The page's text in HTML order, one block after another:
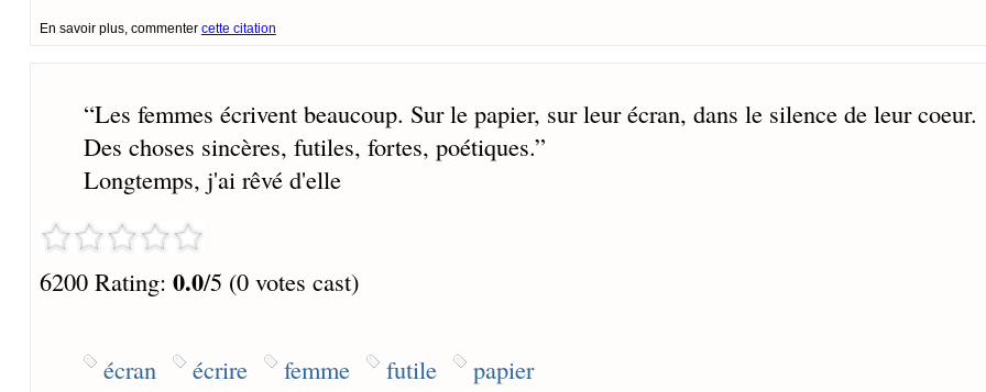
En savoir plus, commenter cette citation
“Les femmes écrivent beaucoup. Sur le papier, sur leur écran, dans le silence de leur coeur.
Des choses sincères, futiles, fortes, poétiques.”
Longtemps, j'ai rêvé d'elle
6200 Rating: 0.0/5 (0 votes cast)
écran écrire femme futile papier